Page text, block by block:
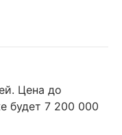
Цена до
будет 7 200 000